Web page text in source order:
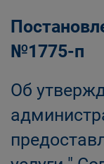
№1775-п
Об